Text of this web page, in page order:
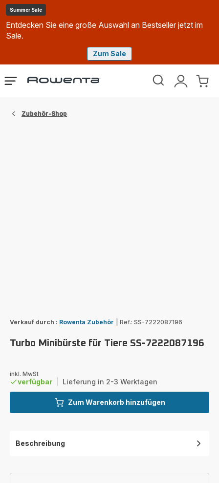
Summer Sale
Entdecken Sie eine große Auswahl an Bestseller jetzt im
Sale.
Zum Sale
Rowenta
Mein
Mein
Das
Zubehör-Shop
Verkauf durch : Rowenta Zubehör Ref.: SS-7222087196
Turbo Minibürste für Tiere SS-7222087196
inkl. MwSt
verfügbar Lieferung in 2-3 Werktagen
Zum Warenkorb hinzufügen
Beschreibung